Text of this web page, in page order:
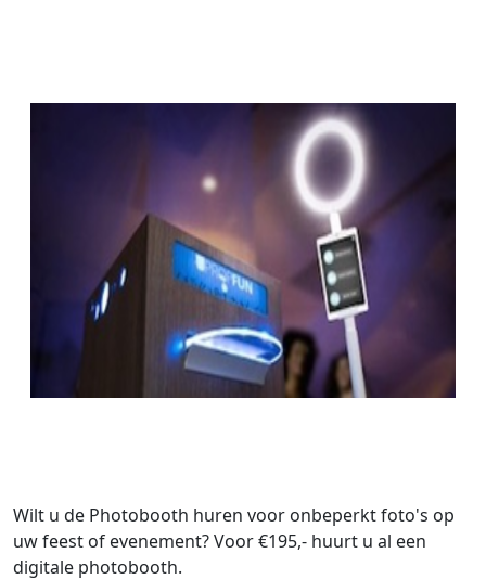
Wilt u de Photobooth huren voor onbeperkt foto's op
uw feest of evenement? Voor €195,- huurt u al een
digitale photobooth.